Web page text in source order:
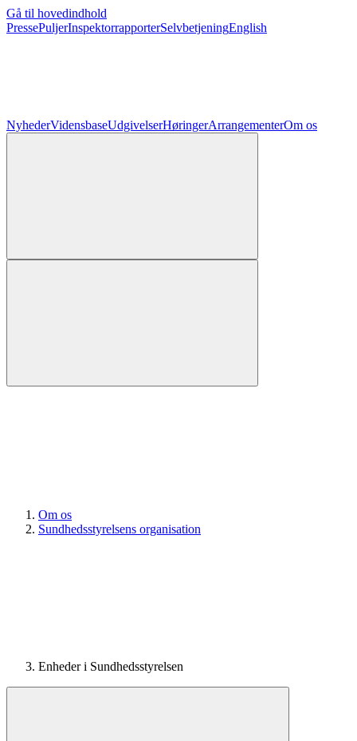
Gå til hovedindhold
PressePuljerInspektorrapporterSelvbetjeningEnglish
NyhederVidensbaseUdgivelserHøringerArrangementerOm os
Om os
Sundhedsstyrelsens organisation
Enheder i Sundhedsstyrelsen